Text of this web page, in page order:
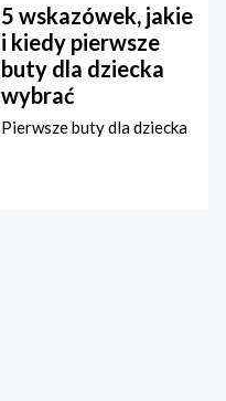
5 wskazówek, jakie
i kiedy pierwsze
buty dla dziecka
wybrać
Pierwsze buty dla dziecka